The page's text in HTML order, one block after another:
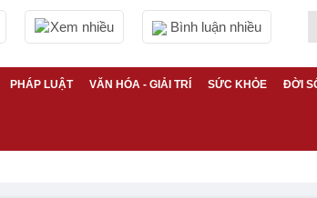
Xem nhiều Bình luận nhiều
PHÁP LUẬT VĂN HÓA - GIẢI TRÍ SỨC KHỎE ĐỜI